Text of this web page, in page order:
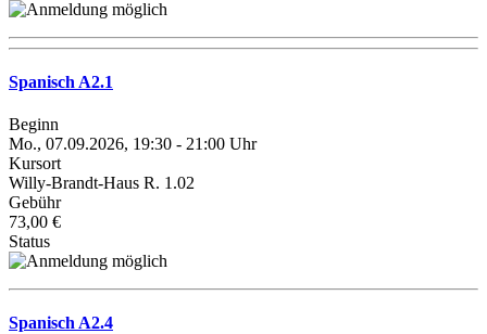
Spanisch A2.1
Beginn
Mo., 07.09.2026, 19:30 - 21:00 Uhr
Kursort
Willy-Brandt-Haus R. 1.02
Gebühr
73,00 €
Status
Spanisch A2.4